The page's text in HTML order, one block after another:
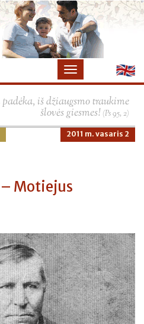
iš džiaugsmo traukime
šlovės giesmes! (Ps 95, 2)
2011 m. vasaris 2
Motiejus